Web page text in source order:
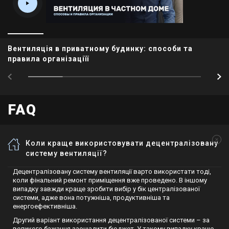
Вентиляція в приватному будинку: способи та
правила організаціїї
FAQ
Коли краще використовувати децентралізовану
систему вентиляції?
Децентралізовану систему вентиляції варто використати тоді,
коли фінальний ремонт приміщення вже проведено. В іншому
випадку завжди краще зробити вибір у бік централізованої
системи, адже вона потужніша, продуктивніша та
енергоефективніша.
Другий варіант використання децентралізованої системи – за